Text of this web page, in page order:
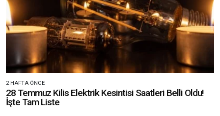
2 HAFTA ÖNCE
28 Temmuz Kilis Elektrik Kesintisi Saatleri Belli Oldu!
İşte Tam Liste